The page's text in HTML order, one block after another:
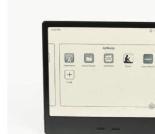
najlepsze
aplikacje
booków